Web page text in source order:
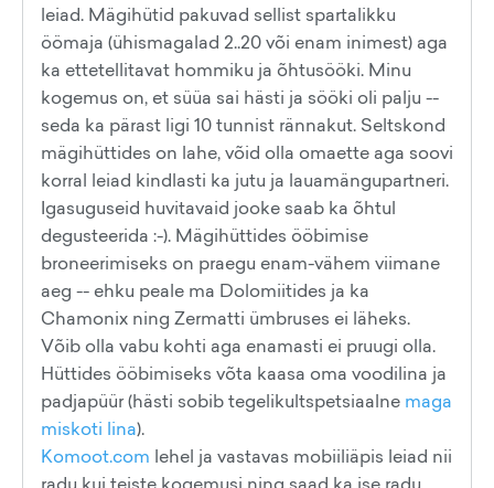
leiad. Mägihütid pakuvad sellist spartalikku
öömaja (ühismagalad 2..20 või enam inimest) aga
ka ettetellitavat hommiku ja õhtusööki. Minu
kogemus on, et süüa sai hästi ja sööki oli palju --
seda ka pärast ligi 10 tunnist rännakut. Seltskond
mägihüttides on lahe, võid olla omaette aga soovi
korral leiad kindlasti ka jutu ja lauamängupartneri.
Igasuguseid huvitavaid jooke saab ka õhtul
degusteerida :-). Mägihüttides ööbimise
broneerimiseks on praegu enam-vähem viimane
aeg -- ehku peale ma Dolomiitides ja ka
Chamonix ning Zermatti ümbruses ei läheks.
Võib olla vabu kohti aga enamasti ei pruugi olla.
Hüttides ööbimiseks võta kaasa oma voodilina ja
padjapüür (hästi sobib tegelikultspetsiaalne maga
miskoti lina).
Komoot.com lehel ja vastavas mobiiliäpis leiad nii